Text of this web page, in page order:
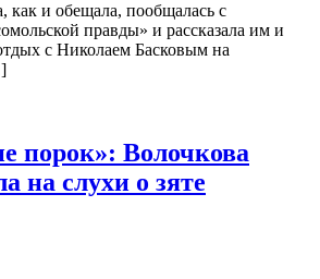
как и обещала, пообщалась с
правды» и рассказала им и
с Николаем Басковым на
порок»: Волочкова
на слухи о зяте